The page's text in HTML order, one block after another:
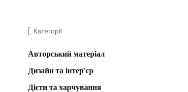
Категорії
Авторський матеріал
Дизайн та інтер'єр
Дієти та харчування